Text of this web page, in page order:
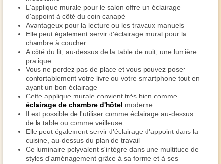
L'applique murale pour le salon offre un éclairage
d'appoint à côté du coin canapé
Avantageux pour la lecture ou les travaux manuels
Elle peut également servir d'éclairage mural pour la
chambre à coucher
A côté du lit, au-dessus de la table de nuit, une lumière
pratique
Vous ne perdez pas de place et vous pouvez poser
confortablement votre livre ou votre smartphone tout en
ayant un bon éclairage
Cette applique murale convient très bien comme
éclairage de chambre d'hôtel moderne
Il est possible de l'utiliser comme éclairage au-dessus
de la table ou comme veilleuse
Elle peut également servir d'éclairage d'appoint dans la
cuisine, au-dessus du plan de travail
Ce luminaire polyvalent s'intègre dans une multitude de
styles d'aménagement grâce à sa forme et à ses